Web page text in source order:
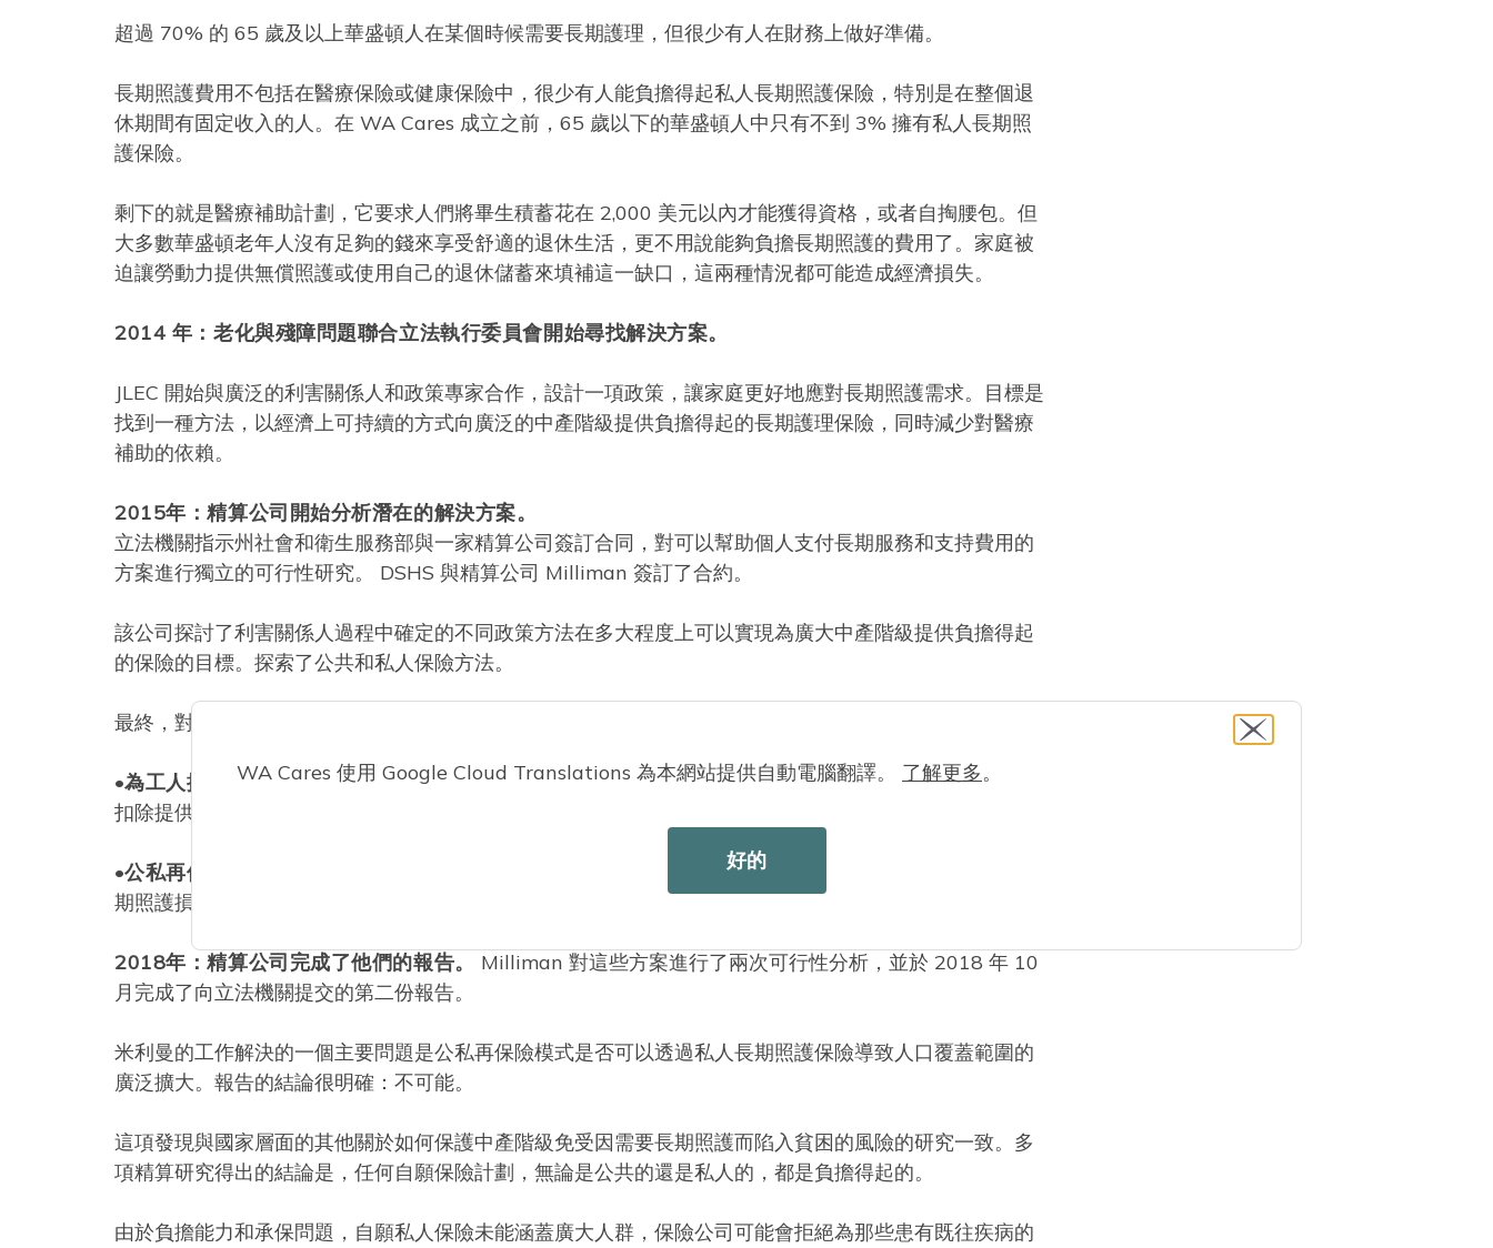
超過 70% 的 65 歲及以上華盛頓人在某個時候需要長期護理，但很少有人在財務上做好準備。
長期照護費用不包括在醫療保險或健康保險中，很少有人能負擔得起私人長期照護保險，特別是在整個退
休期間有固定收入的人。在 WA Cares 成立之前，65 歲以下的華盛頓人中只有不到 3% 擁有私人長期照
護保險。
剩下的就是醫療補助計劃，它要求人們將畢生積蓄花在 2,000 美元以內才能獲得資格，或者自掏腰包。但
大多數華盛頓老年人沒有足夠的錢來享受舒適的退休生活，更不用說能夠負擔長期照護的費用了。家庭被
迫讓勞動力提供無償照護或使用自己的退休儲蓄來填補這一缺口，這兩種情況都可能造成經濟損失。
2014 年：老化與殘障問題聯合立法執行委員會開始尋找解決方案。
JLEC 開始與廣泛的利害關係人和政策專家合作，設計一項政策，讓家庭更好地應對長期照護需求。目標是
找到一種方法，以經濟上可持續的方式向廣泛的中產階級提供負擔得起的長期護理保險，同時減少對醫療
補助的依賴。
2015年：精算公司開始分析潛在的解決方案。
立法機關指示州社會和衛生服務部與一家精算公司簽訂合同，對可以幫助個人支付長期服務和支持費用的
方案進行獨立的可行性研究。 DSHS 與精算公司 Milliman 簽訂了合約。
該公司探討了利害關係人過程中確定的不同政策方法在多大程度上可以實現為廣大中產階級提供負擔得起
的保險的目標。探索了公共和私人保險方法。
最終，對兩種具體方法進行了建模：
•為工人提供公共長期照護福利：與西澳關懷計畫一樣，該模式將涵蓋範圍擴大到全州工人，並透過工資
扣除提供資金。
•公私再保險或風險分擔模式：
此模式將透過私人保險擴大保障範圍。私人保險公司將獲得部分災難性長
期照護損失的持續補償，以便他們可以在該州提供額外的私人保險能力。
2018年：精算公司完成了他們的報告。
Milliman 對這些方案進行了兩次可行性分析，並於 2018 年 10
月完成了向立法機關提交的第二份報告。
米利曼的工作解決的一個主要問題是公私再保險模式是否可以透過私人長期照護保險導致人口覆蓋範圍的
廣泛擴大。報告的結論很明確：不可能。
這項發現與國家層面的其他關於如何保護中產階級免受因需要長期照護而陷入貧困的風險的研究一致。多
項精算研究得出的結論是，任何自願保險計劃，無論是公共的還是私人的，都是負擔得起的。
由於負擔能力和承保問題，自願私人保險未能涵蓋廣大人群，保險公司可能會拒絕為那些患有既往疾病的
WA Cares 使用 Google Cloud Translations 為本網站提供自動電腦翻譯。 了解更多。
好的